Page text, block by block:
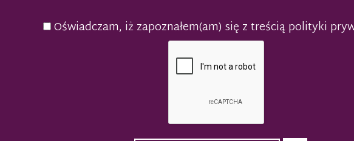
Oświadczam, iż zapoznałem(am) się z treścią polityki